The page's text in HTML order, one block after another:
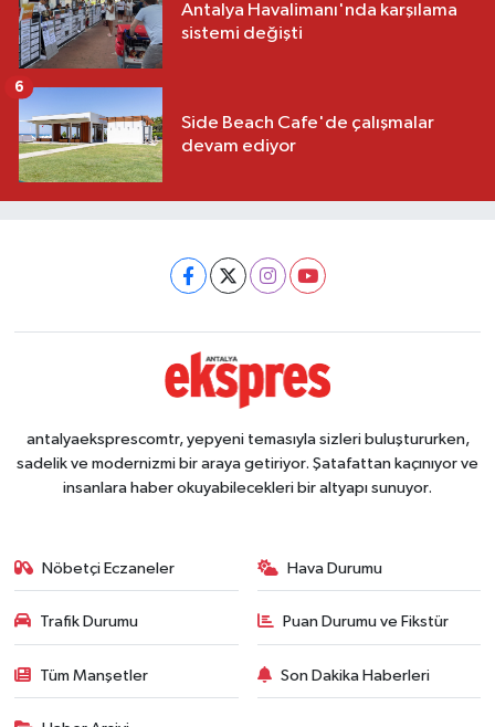
Antalya Havalimanı'nda karşılama
sistemi değişti
Side Beach Cafe'de çalışmalar
devam ediyor
6
antalyaeksprescomtr, yepyeni temasıyla sizleri buluştururken,
sadelik ve modernizmi bir araya getiriyor. Şatafattan kaçınıyor ve
insanlara haber okuyabilecekleri bir altyapı sunuyor.
Nöbetçi Eczaneler Hava Durumu
Trafik Durumu Puan Durumu ve Fikstür
Tüm Manşetler Son Dakika Haberleri